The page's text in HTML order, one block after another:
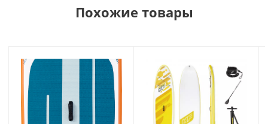
Похожие товары